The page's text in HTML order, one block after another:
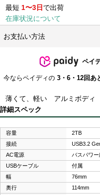
最短1〜3日 で出荷
在庫状況について
お支払い方法
ペイ
今ならペイディの 3・6・12回あ
薄くて、軽い アルミボディ
詳細スペック
容量
2TB
接続
USB3.2
AC電源
バスパワ
USBケーブル
付属
幅
76mm
奥行
114mm